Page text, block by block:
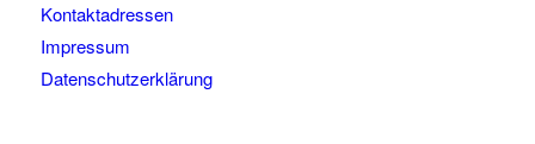
Kontaktadressen
Impressum
Datenschutzerklärung